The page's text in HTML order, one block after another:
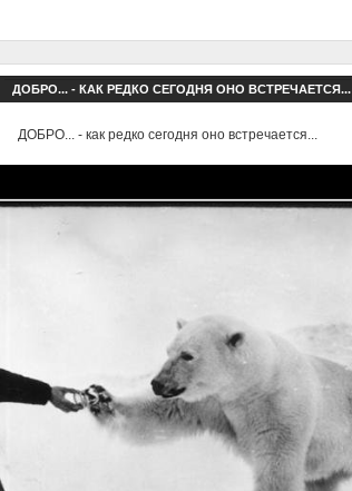
ДОБРО... - КАК РЕДКО СЕГОДНЯ ОНО ВСТРЕЧАЕТСЯ...
ДОБРО... - как редко сегодня оно встречается...